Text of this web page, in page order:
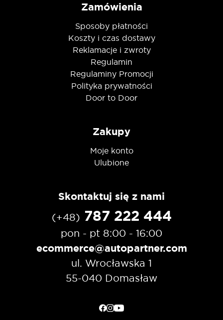
Zamówienia
Sposoby płatności
Koszty i czas dostawy
Reklamacje i zwroty
Regulamin
Regulaminy Promocji
Polityka prywatności
Door to Door
Zakupy
Moje konto
Ulubione
Skontaktuj się z nami
(+48) 787 222 444
pon - pt 8:00 - 16:00
ecommerce@autopartner.com
ul. Wrocławska 1
55-040 Domasław